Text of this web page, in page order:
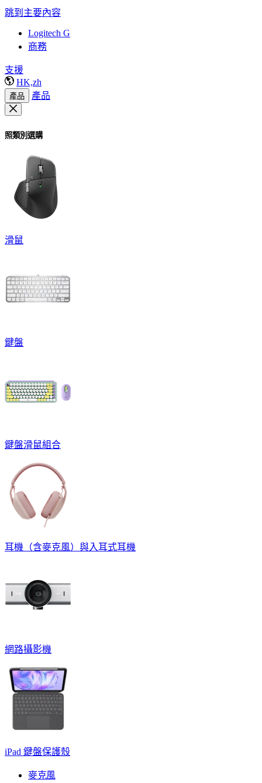
跳到主要內容
Logitech G
商務
支援
HK,zh
產品 產品
照類別選購
滑鼠
鍵盤
鍵盤滑鼠組合
耳機（含麥克風）與入耳式耳機
網路攝影機
iPad 鍵盤保護殼
麥克風